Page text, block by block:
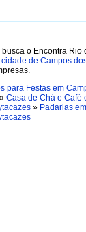
busca o Encontra
de Campos
para Festas em
» Casa de Chá e Café
» Padarias